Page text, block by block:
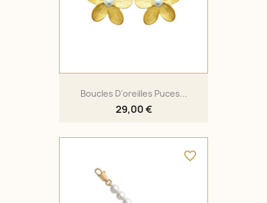
Boucles D'oreilles Puces...
29,00 €
favorite_border